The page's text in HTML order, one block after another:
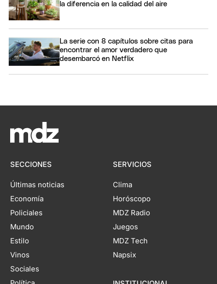
la diferencia en la calidad del aire
La serie con 8 capítulos sobre citas para
encontrar el amor verdadero que
desembarcó en Netflix
SECCIONES
Últimas noticias
Economía
Policiales
Mundo
Estilo
Vinos
Sociales
SERVICIOS
Clima
Horóscopo
MDZ Radio
Juegos
MDZ Tech
Napsix